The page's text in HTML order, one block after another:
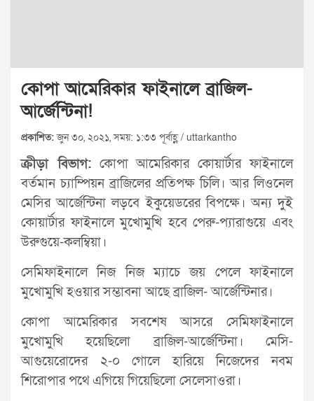
কোপা আমেরিকার ফাইনালে ব্রাজিল-
আর্জেন্টিনা!
প্রকাশিত:জুন ৩০, ২০২১, সময়: ১:৩৩ পূর্বাহ্ণ / uttarkantho
ক্রীড়া বিভাগ:কোপা আমেরিকার কোয়ার্টার ফাইনালে
বর্তমান চ্যাম্পিয়ন ব্রাজিলের প্রতিপক্ষ চিলি। আর লিওনেল
মেসির আর্জেন্টিনা লড়বে ইকুয়েডরের বিপক্ষে। অন্য দুই
কোয়ার্টার ফাইনালে মুখোমুখি হবে পেরু-প্যারাগুয়ে এবং
উরুগুয়ে-কলম্বিয়া।
সেমিফাইনালে নিজ নিজ ম্যাচে জয় পেলে ফাইনালে
মুখোমুখি হওয়ার সম্ভাবনা আছে ব্রাজিল- আর্জেন্টিনার।
কোপা আমেরিকার সবশেষ আসরে সেমিফাইনালে
মুখোমুখি হয়েছিলো ব্রাজিল-আর্জেন্টিনা। মেসি-
আগুয়েরোদের ২-০ গোলে হারিয়ে নিজেদের নবম
শিরোপার পথে এগিয়ে গিয়েছিলো সেলেসাওরা।